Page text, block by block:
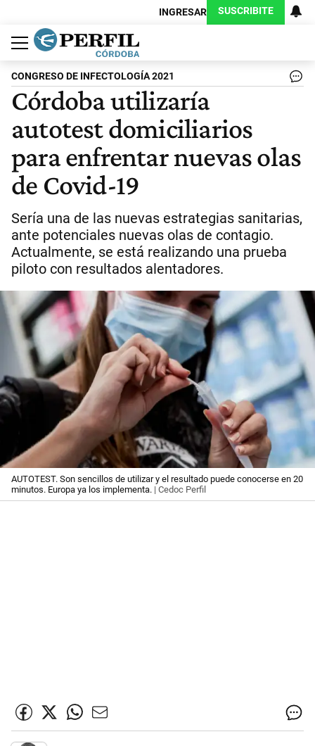
INGRESAR SUSCRIBITE
Política
Economía
Judiciales
Sociedad
Cultura
Espectáculos
Deportes
Protagonistas
CONGRESO DE INFECTOLOGÍA 2021
Córdoba utilizaría
autotest domiciliarios
para enfrentar nuevas olas
de Covid-19
Sería una de las nuevas estrategias sanitarias,
ante potenciales nuevas olas de contagio.
Actualmente, se está realizando una prueba
piloto con resultados alentadores.
AUTOTEST. Son sencillos de utilizar y el resultado puede conocerse en 20
minutos. Europa ya los implementa. | Cedoc Perfil